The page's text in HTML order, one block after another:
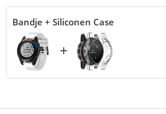
Bandje + Siliconen Case
+